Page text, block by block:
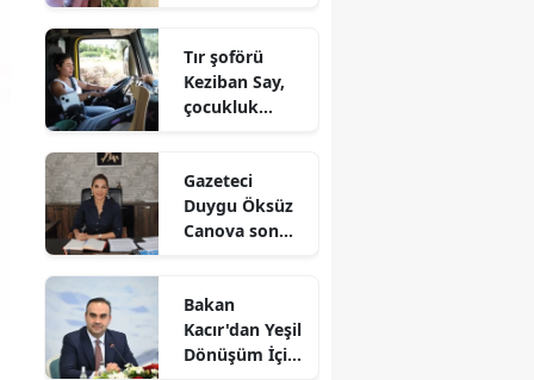
bulundu:
'Kızımla reşit
olmadığı
Tır şoförü
Keziban Say,
çocukluk
dönüştürdü:
"Bu mesleği
erkeklerden
inanıyorum"
Gazeteci
Duygu Öksüz
Canova son
Bakan
Kacır'dan Yeşil
Dönüşüm İçin